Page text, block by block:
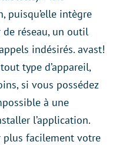
puisqu’elle intègre
réseau, un outil
indésirés. avast!
type d’appareil,
si vous possédez
à une
l’application.
plus facilement votre